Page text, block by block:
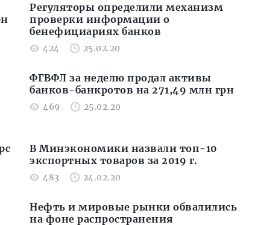
Регуляторы определили механизм
проверки информации о
бенефициариях банков
424 25.02.20
ФГВФЛ за неделю продал активы
банков-банкротов на 271,49 млн грн
469 25.02.20
В Минэкономики назвали топ-10
экспортных товаров за 2019 г.
483 24.02.20
Нефть и мировые рынки обвалились
на фоне распространения